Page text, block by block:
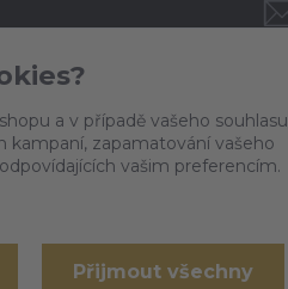
a v případě vašeho souhlasu
zapamatování vašeho
vašim preferencím.
Přijmout všechny